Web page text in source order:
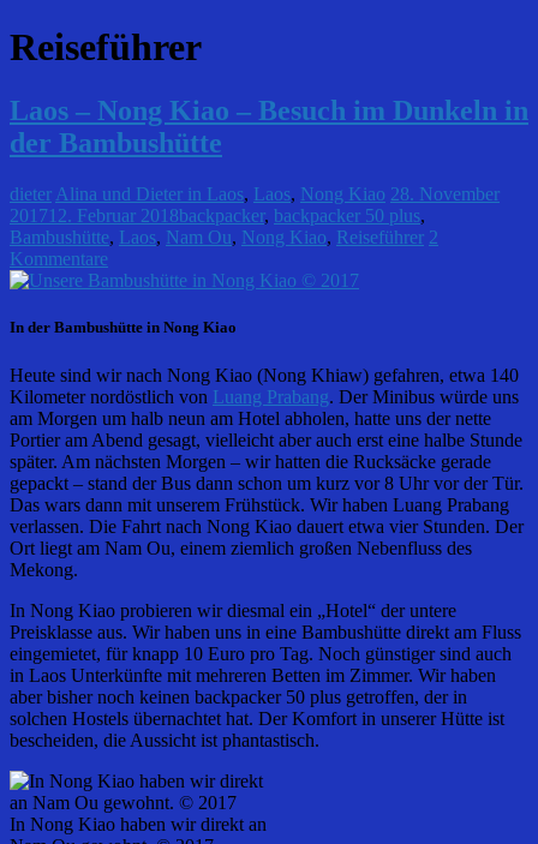
Reiseführer
Laos – Nong Kiao – Besuch im Dunkeln in
der Bambushütte
dieter Alina und Dieter in Laos, Laos, Nong Kiao 28. November
201712. Februar 2018backpacker, backpacker 50 plus,
Bambushütte, Laos, Nam Ou, Nong Kiao, Reiseführer 2
Kommentare
In der Bambushütte in Nong Kiao
Heute sind wir nach Nong Kiao (Nong Khiaw) gefahren, etwa 140
Kilometer nordöstlich von Luang Prabang. Der Minibus würde uns
am Morgen um halb neun am Hotel abholen, hatte uns der nette
Portier am Abend gesagt, vielleicht aber auch erst eine halbe Stunde
später. Am nächsten Morgen – wir hatten die Rucksäcke gerade
gepackt – stand der Bus dann schon um kurz vor 8 Uhr vor der Tür.
Das wars dann mit unserem Frühstück. Wir haben Luang Prabang
verlassen. Die Fahrt nach Nong Kiao dauert etwa vier Stunden. Der
Ort liegt am Nam Ou, einem ziemlich großen Nebenfluss des
Mekong.
In Nong Kiao probieren wir diesmal ein „Hotel“ der untere
Preisklasse aus. Wir haben uns in eine Bambushütte direkt am Fluss
eingemietet, für knapp 10 Euro pro Tag. Noch günstiger sind auch
in Laos Unterkünfte mit mehreren Betten im Zimmer. Wir haben
aber bisher noch keinen backpacker 50 plus getroffen, der in
solchen Hostels übernachtet hat. Der Komfort in unserer Hütte ist
bescheiden, die Aussicht ist phantastisch.
In Nong Kiao haben wir direkt an